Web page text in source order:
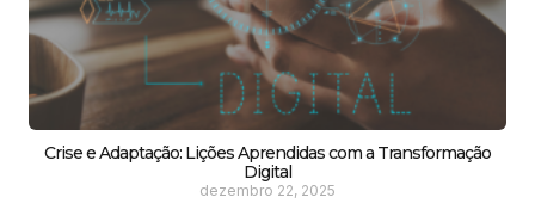
Crise e Adaptação: Lições Aprendidas com a Transformação
Digital
dezembro 22, 2025